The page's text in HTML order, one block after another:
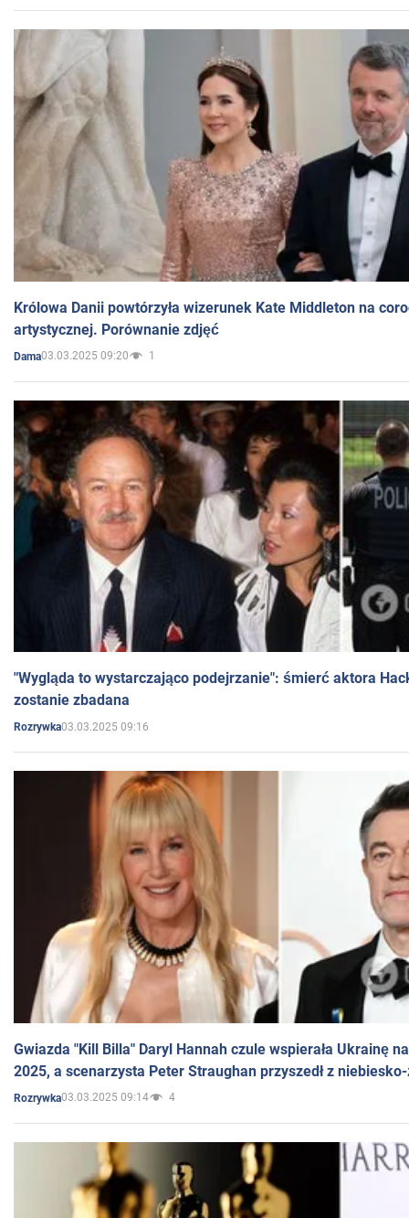
Królowa Danii powtórzyła wizerunek Kate Middleton na
artystycznej. Porównanie zdjęć
Dama03.03.2025 09:20 1
"Wygląda to wystarczająco podejrzanie": śmierć aktora
zostanie zbadana
Rozrywka03.03.2025 09:16
Gwiazda "Kill Billa" Daryl Hannah czule wspierała Ukrainę
2025, a scenarzysta Peter Straughan przyszedł z
Rozrywka03.03.2025 09:14 4